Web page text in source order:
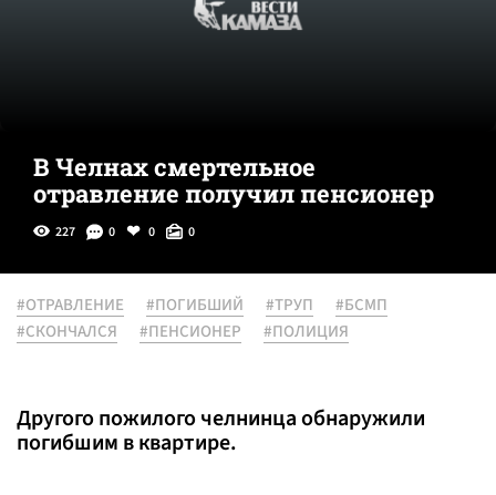
В Челнах смертельное
отравление получил пенсионер
227 0 0 0
#ОТРАВЛЕНИЕ #ПОГИБШИЙ #ТРУП
#БСМП
#СКОНЧАЛСЯ
#ПЕНСИОНЕР #ПОЛИЦИЯ
Другого пожилого челнинца обнаружили
погибшим в квартире.